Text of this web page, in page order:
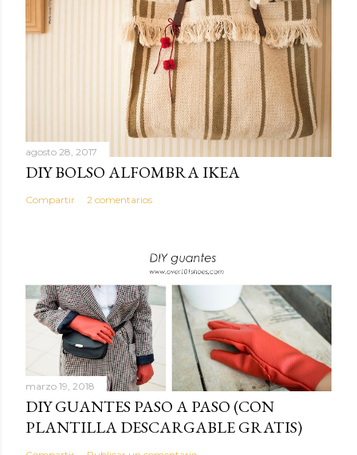
agosto 28, 2017
DIY BOLSO ALFOMBRA IKEA
Compartir 2 comentarios
marzo 19, 2018
DIY GUANTES PASO A PASO (CON
PLANTILLA DESCARGABLE GRATIS)